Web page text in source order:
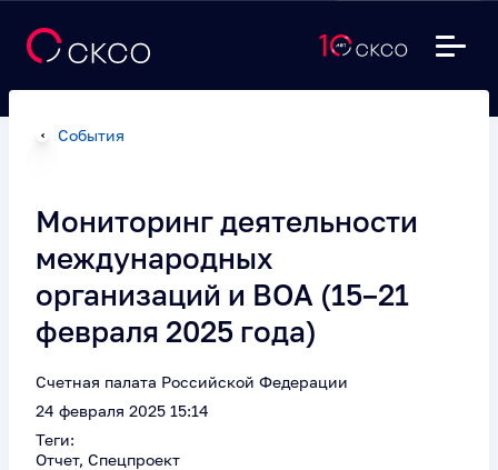
События
Мониторинг деятельности
международных
организаций и ВОА (15–21
февраля 2025 года)
Счетная палата Российской Федерации
24 февраля 2025 15:14
Теги:
Отчет, Спецпроект